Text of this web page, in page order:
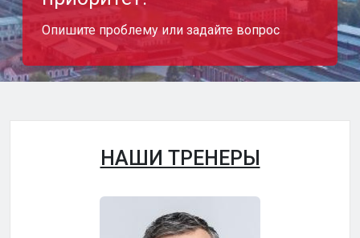
Опишите проблему или задайте вопрос
НАШИ ТРЕНЕРЫ